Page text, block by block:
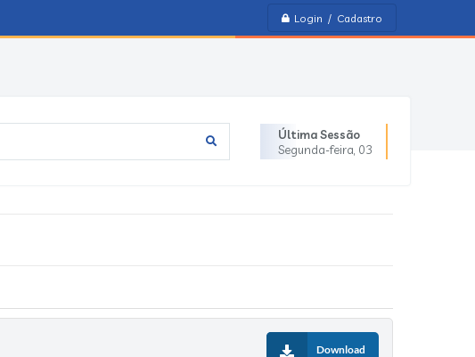
Login / Cadastro
Última Sessão
Segunda-feira 03
Download